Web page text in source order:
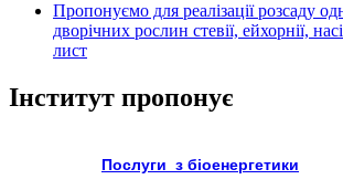
Пропонуємо для реалізації розсаду
дворічних рослин стевії, ейхорнії,
лист
Інститут пропонує
Послуги з біоенергетики